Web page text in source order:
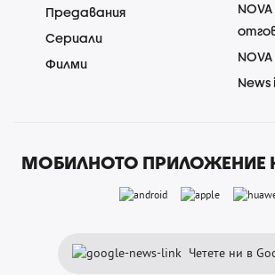
Предавания
Сериали
Филми
NOVA
News
МОБИЛНОТО ПРИЛОЖЕНИЕ
Четете ни в